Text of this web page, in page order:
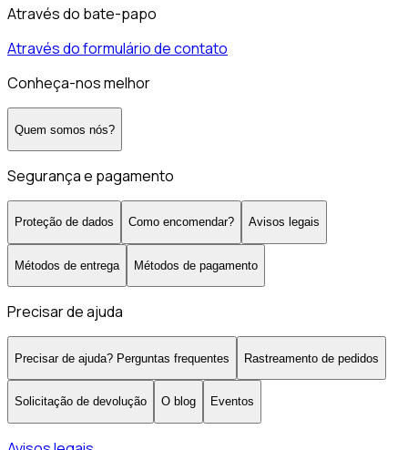
Através do bate-papo
Através do formulário de contato
Conheça-nos melhor
Quem somos nós?
Segurança e pagamento
Proteção de dados Como encomendar? Avisos legais
Métodos de entrega Métodos de pagamento
Precisar de ajuda
Precisar de ajuda? Perguntas frequentes Rastreamento de pedidos
Solicitação de devolução O blog Eventos